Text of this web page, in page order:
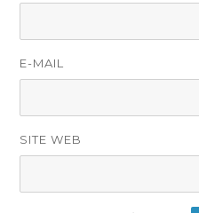
E-MAIL
SITE WEB